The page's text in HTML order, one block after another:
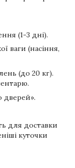
(1-3 дні).
ваги (насіння,
(до 20 кг).
дверей».
для доставки
куточки